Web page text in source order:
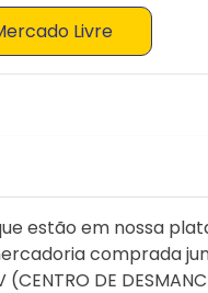
Livre
estão em nossa
comprada
DE